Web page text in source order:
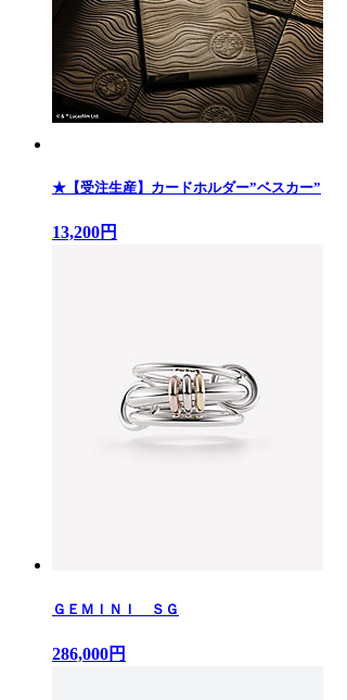
★【受注生産】カードホルダー”ベスカー”
13,200円
ＧＥＭＩＮＩ ＳＧ
286,000円